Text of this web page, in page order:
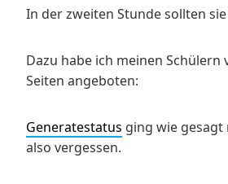
In der zweiten Stunde sollten
Dazu habe ich meinen Schülern
Seiten angeboten:
Generatestatus ging wie
also vergessen.